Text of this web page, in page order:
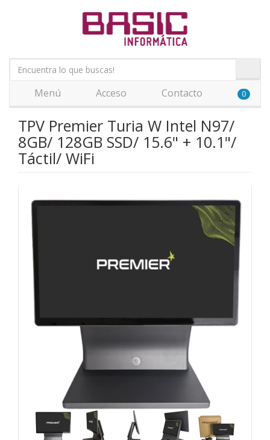
Menú Acceso Contacto 0
TPV Premier Turia W Intel N97/
8GB/ 128GB SSD/ 15.6" + 10.1"/
Táctil/ WiFi